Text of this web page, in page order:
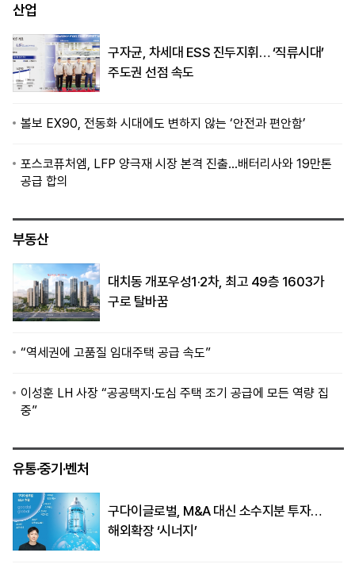
산업
구자균, 차세대 ESS 진두지휘… ‘직류시대’
주도권 선점 속도
볼보 EX90, 전동화 시대에도 변하지 않는 ‘안전과 편안함’
포스코퓨처엠, LFP 양극재 시장 본격 진출…배터리사와 19만톤
공급 합의
부동산
대치동 개포우성1·2차, 최고 49층 1603가
구로 탈바꿈
“역세권에 고품질 임대주택 공급 속도”
이성훈 LH 사장 “공공택지·도심 주택 조기 공급에 모든 역량 집
중”
유통·중기·벤처
구다이글로벌, M&A 대신 소수지분 투자…
해외확장 ‘시너지’